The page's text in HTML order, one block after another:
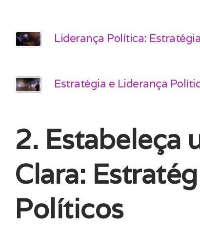
Liderança Política:
Estratégia e Liderança
2. Estabeleça
Clara:
Políticos